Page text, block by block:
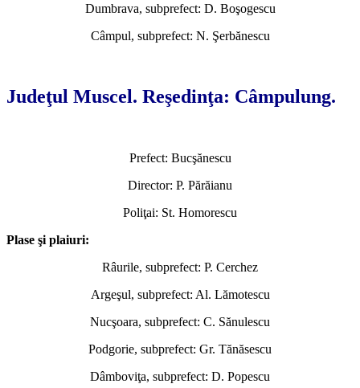
Dumbrava, subprefect: D. Boşogescu
Câmpul, subprefect: N. Şerbănescu
Judeţul Muscel. Reşedinţa: Câmpulung.
Prefect: Bucşănescu
Director: P. Părăianu
Poliţai: St. Homorescu
Plase şi plaiuri:
Râurile, subprefect: P. Cerchez
Argeşul, subprefect: Al. Lămotescu
Nucşoara, subprefect: C. Sănulescu
Podgorie, subprefect: Gr. Tănăsescu
Dâmboviţa, subprefect: D. Popescu